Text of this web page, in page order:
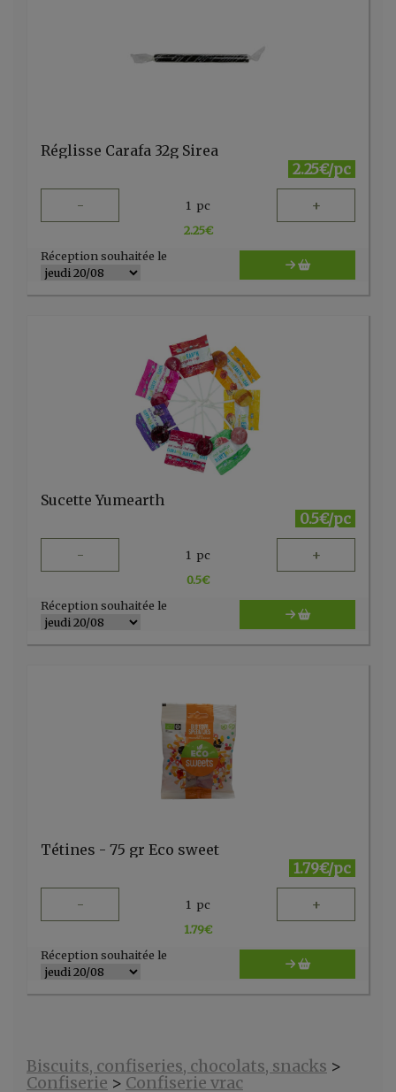
Réglisse Carafa 32g Sirea
2.25€/pc
- 1 pc +
2.25€
Réception souhaitée le
Sucette Yumearth
0.5€/pc
- 1 pc +
0.5€
Réception souhaitée le
Tétines - 75 gr Eco sweet
1.79€/pc
- 1 pc +
1.79€
Réception souhaitée le
Biscuits, confiseries, chocolats, snacks >
Confiserie > Confiserie vrac